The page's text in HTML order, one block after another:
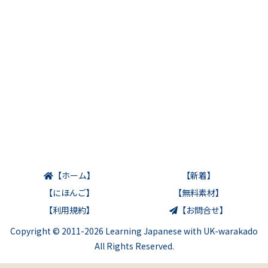
【ホーム】
【新着】
【にほんご】
【無料素材】
【利用規約】
【お問合せ】
Copyright © 2011-2026 Learning Japanese with UK-warakado
All Rights Reserved.